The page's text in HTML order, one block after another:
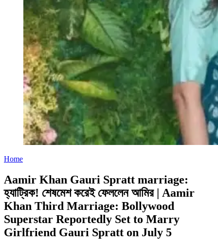
Home
Aamir Khan Gauri Spratt marriage:
হ্যাট্রিক! শেষমেশ করেই ফেললেন আমির | Aamir
Khan Third Marriage: Bollywood
Superstar Reportedly Set to Marry
Girlfriend Gauri Spratt on July 5